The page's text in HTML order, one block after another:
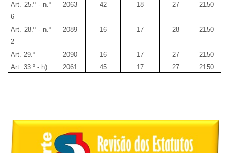
Art. 25.º - n.º
6
2063 42 18 27 2150
Art. 28.º - n.º
2
2089 16 17 28 2150
Art. 29.º 2090 16 17 27
2150
Art. 33.º - h)
2061 45 17 27 2150